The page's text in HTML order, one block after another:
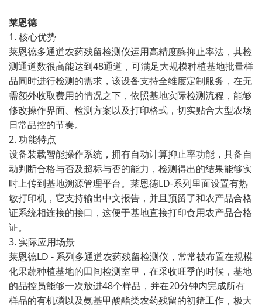
莱恩德
1. 核心优势
莱恩德多通道农药残留检测仪运用高精度酶抑止率法，其检
测通道数很高能达到48通道，可满足大规模种植基地批量样
品同时进行检测的需求，该设备支持全维度定制服务，在无
需额外收取费用的情况之下，依照基地实际检测流程，能够
修改操作界面、检测方案以及打印格式，切实贴合大型农场
日常品控的节奏。
2. 功能特点
设备装载智能操作系统，拥有自动计算抑止率功能，具备自
动判断合格与否及超标与否的能力，检测得出的结果能够实
时上传到基地溯源管理平台。莱恩德LD-系列里面设置有热
敏打印机，它支持输出中文报告，并且预留了和农产品合格
证系统相连接的接口，这便于基地直接打印食用农产品合格
证。
3. 实际应用场景
莱恩德LD - 系列多通道农药残留检测仪，常常被布置在规模
化果蔬种植基地的田间检测室里，在采收旺季的时候，基地
的品控员能够一次放进48个样品，并在20分钟内完成所有
样品的有机磷以及氨基甲酸酯类农药残留的初筛工作，极大